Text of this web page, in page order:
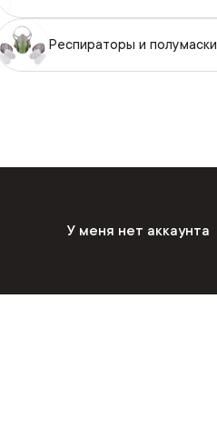
Респираторы и полумаски
У меня нет аккаунта